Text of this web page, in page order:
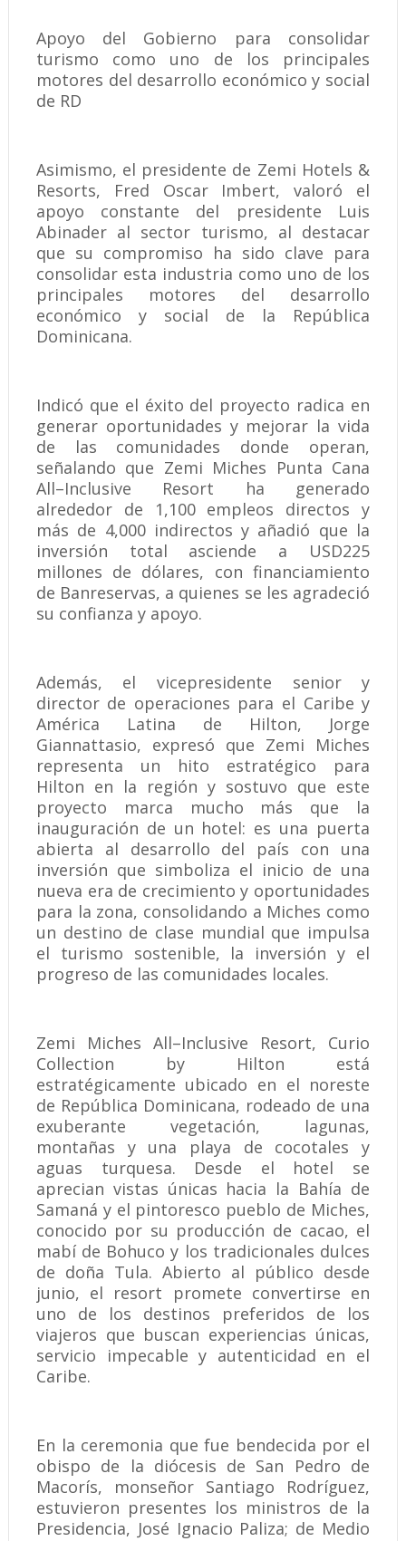
Apoyo del Gobierno para consolidar
turismo como uno de los principales
motores del desarrollo económico y social
de RD
Asimismo, el presidente de Zemi Hotels &
Resorts, Fred Oscar Imbert, valoró el
apoyo constante del presidente Luis
Abinader al sector turismo, al destacar
que su compromiso ha sido clave para
consolidar esta industria como uno de los
principales motores del desarrollo
económico y social de la República
Dominicana.
Indicó que el éxito del proyecto radica en
generar oportunidades y mejorar la vida
de las comunidades donde operan,
señalando que Zemi Miches Punta Cana
All–Inclusive Resort ha generado
alrededor de 1,100 empleos directos y
más de 4,000 indirectos y añadió que la
inversión total asciende a USD225
millones de dólares, con financiamiento
de Banreservas, a quienes se les agradeció
su confianza y apoyo.
Además, el vicepresidente senior y
director de operaciones para el Caribe y
América Latina de Hilton, Jorge
Giannattasio, expresó que Zemi Miches
representa un hito estratégico para
Hilton en la región y sostuvo que este
proyecto marca mucho más que la
inauguración de un hotel: es una puerta
abierta al desarrollo del país con una
inversión que simboliza el inicio de una
nueva era de crecimiento y oportunidades
para la zona, consolidando a Miches como
un destino de clase mundial que impulsa
el turismo sostenible, la inversión y el
progreso de las comunidades locales.
Zemi Miches All–Inclusive Resort, Curio
Collection by Hilton está
estratégicamente ubicado en el noreste
de República Dominicana, rodeado de una
exuberante vegetación, lagunas,
montañas y una playa de cocotales y
aguas turquesa. Desde el hotel se
aprecian vistas únicas hacia la Bahía de
Samaná y el pintoresco pueblo de Miches,
conocido por su producción de cacao, el
mabí de Bohuco y los tradicionales dulces
de doña Tula. Abierto al público desde
junio, el resort promete convertirse en
uno de los destinos preferidos de los
viajeros que buscan experiencias únicas,
servicio impecable y autenticidad en el
Caribe.
En la ceremonia que fue bendecida por el
obispo de la diócesis de San Pedro de
Macorís, monseñor Santiago Rodríguez,
estuvieron presentes los ministros de la
Presidencia, José Ignacio Paliza; de Medio